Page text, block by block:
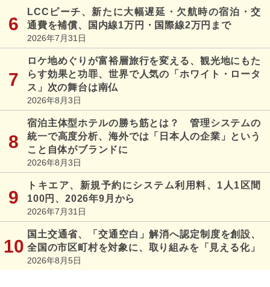
LCCピーチ、新たに大幅遅延・欠航時の宿泊・交
通費を補償、国内線1万円・国際線2万円まで
2026年7月31日
ロケ地めぐりが富裕層旅行を変える、観光地にもた
らす効果と功罪、世界で人気の「ホワイト・ロータ
ス」次の舞台は南仏
2026年8月3日
宿泊主体型ホテルの勝ち筋とは？ 管理システムの
統一で高度分析、海外では「日本人の企業」という
こと自体がブランドに
2026年8月3日
トキエア、新規予約にシステム利用料、1人1区間
100円、2026年9月から
2026年7月31日
国土交通省、「交通空白」解消へ認定制度を創設、
全国の市区町村を対象に、取り組みを「見える化」
2026年8月5日